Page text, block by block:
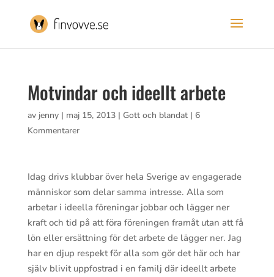
Motvindar och ideellt arbete
av jenny| maj 15, 2013| Gott och blandat| 6
Kommentarer
Idag drivs klubbar över hela Sverige av engagerade
människor som delar samma intresse. Alla som
arbetar i ideella föreningar jobbar och lägger ner
kraft och tid på att föra föreningen framåt utan att få
lön eller ersättning för det arbete de lägger ner. Jag
har en djup respekt för alla som gör det här och har
själv blivit uppfostrad i en familj där ideellt arbete